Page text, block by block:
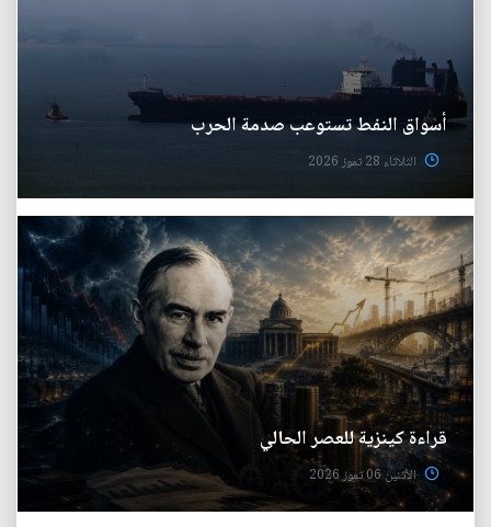
أسواق النفط تستوعب صدمة الحرب
الثلاثاء 28 تموز 2026
قراءة كينزية للعصر الحالي
الأثنين 06 تموز 2026